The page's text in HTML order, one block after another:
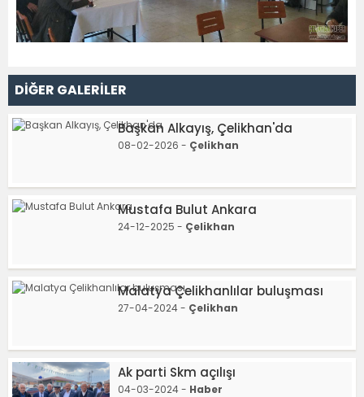
DİĞER GALERİLER
Başkan Alkayış, Çelikhan'da
08-02-2026 - Çelikhan
Mustafa Bulut Ankara
24-12-2025 - Çelikhan
Malatya Çelikhanlılar buluşması
27-04-2024 - Çelikhan
Ak parti Skm açılışı
04-03-2024 - Haber